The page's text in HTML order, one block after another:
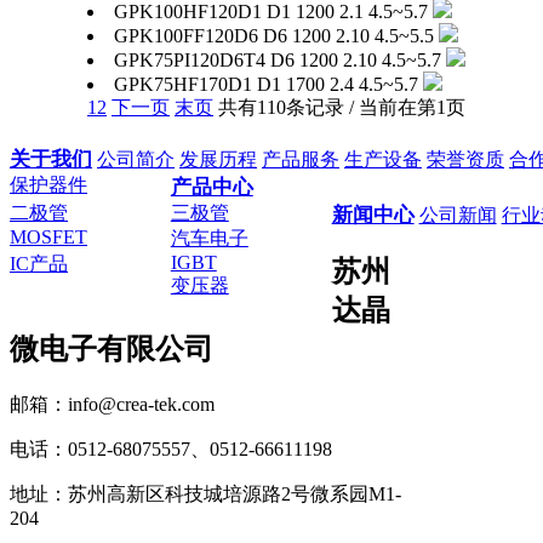
GPK100HF120D1 D1 1200 2.1 4.5~5.7
GPK100FF120D6 D6 1200 2.10 4.5~5.5
GPK75PI120D6T4 D6 1200 2.10 4.5~5.7
GPK75HF170D1 D1 1700 2.4 4.5~5.7
1 2 下一页 末页 共有110条记录 / 当前在第1页
关于我们 公司简介 发展历程 产品服务 生产设备 荣誉资质 合
产品中心
保护器件
二极管
三极管
MOSFET
汽车电子
IC产品
IGBT
变压器
新闻中心 公司新闻 行
苏州
达晶
微电子有限公司
邮箱：info@crea-tek.com
电话：0512-68075557、0512-66611198
地址：苏州高新区科技城培源路2号微系园M1-
204